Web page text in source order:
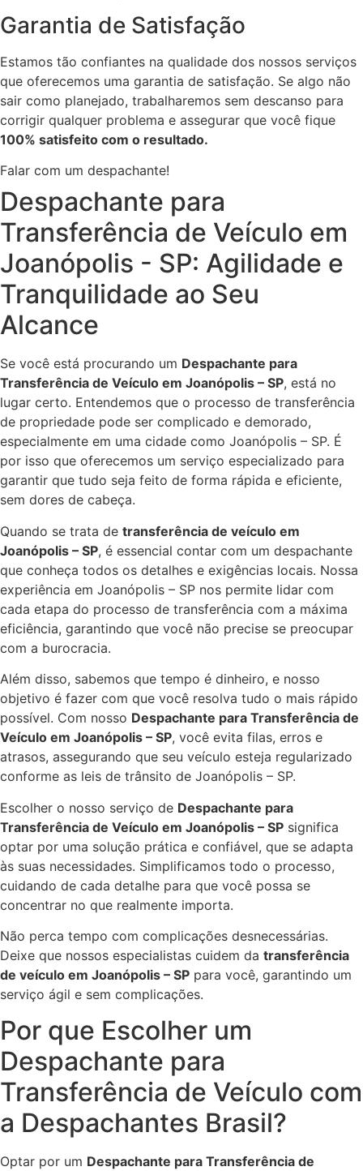
Garantia de Satisfação
Estamos tão confiantes na qualidade dos nossos serviços
que oferecemos uma garantia de satisfação. Se algo não
sair como planejado, trabalharemos sem descanso para
corrigir qualquer problema e assegurar que você fique
100% satisfeito com o resultado.
Falar com um despachante!
Despachante para
Transferência de Veículo em
Joanópolis - SP: Agilidade e
Tranquilidade ao Seu
Alcance
Se você está procurando um Despachante para
Transferência de Veículo em Joanópolis – SP, está no
lugar certo. Entendemos que o processo de transferência
de propriedade pode ser complicado e demorado,
especialmente em uma cidade como Joanópolis – SP. É
por isso que oferecemos um serviço especializado para
garantir que tudo seja feito de forma rápida e eficiente,
sem dores de cabeça.
Quando se trata de transferência de veículo em
Joanópolis – SP, é essencial contar com um despachante
que conheça todos os detalhes e exigências locais. Nossa
experiência em Joanópolis – SP nos permite lidar com
cada etapa do processo de transferência com a máxima
eficiência, garantindo que você não precise se preocupar
com a burocracia.
Além disso, sabemos que tempo é dinheiro, e nosso
objetivo é fazer com que você resolva tudo o mais rápido
possível. Com nosso Despachante para Transferência de
Veículo em Joanópolis – SP, você evita filas, erros e
atrasos, assegurando que seu veículo esteja regularizado
conforme as leis de trânsito de Joanópolis – SP.
Escolher o nosso serviço de Despachante para
Transferência de Veículo em Joanópolis – SP significa
optar por uma solução prática e confiável, que se adapta
às suas necessidades. Simplificamos todo o processo,
cuidando de cada detalhe para que você possa se
concentrar no que realmente importa.
Não perca tempo com complicações desnecessárias.
Deixe que nossos especialistas cuidem da transferência
de veículo em Joanópolis – SP para você, garantindo um
serviço ágil e sem complicações.
Por que Escolher um
Despachante para
Transferência de Veículo com
a Despachantes Brasil?
Optar por um Despachante para Transferência de